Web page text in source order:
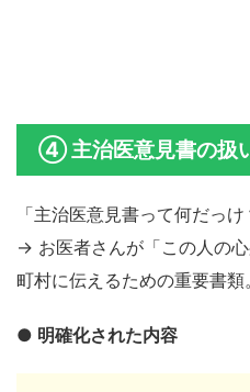
④ 主治医意見書の扱
「主治医意見書って何だっけ
→ お医者さんが「この人の
町村に伝えるための重要書類。
● 明確化された内容